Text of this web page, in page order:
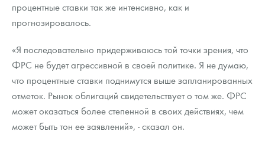
процентные ставки так же интенсивно, как и
прогнозировалось.
«Я последовательно придерживаюсь той точки зрения, что
ФРС не будет агрессивной в своей политике. Я не думаю,
что процентные ставки поднимутся выше запланированных
отметок. Рынок облигаций свидетельствует о том же. ФРС
может оказаться более степенной в своих действиях, чем
может быть тон ее заявлений», - сказал он.